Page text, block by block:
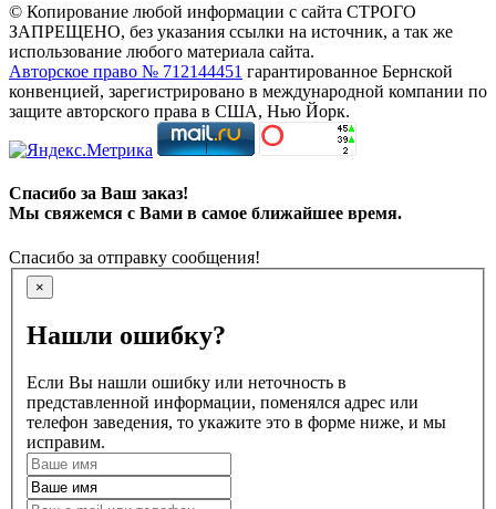
© Копирование любой информации с сайта СТРОГО
ЗАПРЕЩЕНО, без указания ссылки на источник, а так же
использование любого материала сайта.
Авторское право № 712144451 гарантированное Бернской
конвенцией, зарегистрировано в международной компании по
защите авторского права в США, Нью Йорк.
Спасибо за Ваш заказ!
Мы свяжемся с Вами в самое ближайшее время.
Спасибо за отправку сообщения!
×
Нашли ошибку?
Если Вы нашли ошибку или неточность в
представленной информации, поменялся адрес или
телефон заведения, то укажите это в форме ниже, и мы
исправим.